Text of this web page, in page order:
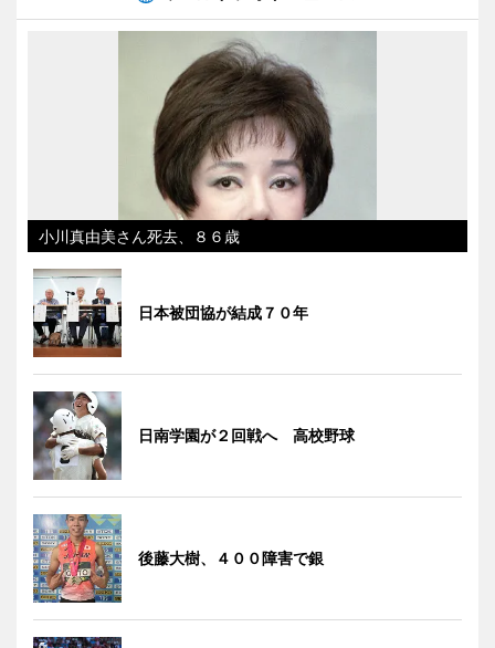
小川真由美さん死去、８６歳
日本被団協が結成７０年
日南学園が２回戦へ 高校野球
後藤大樹、４００障害で銀